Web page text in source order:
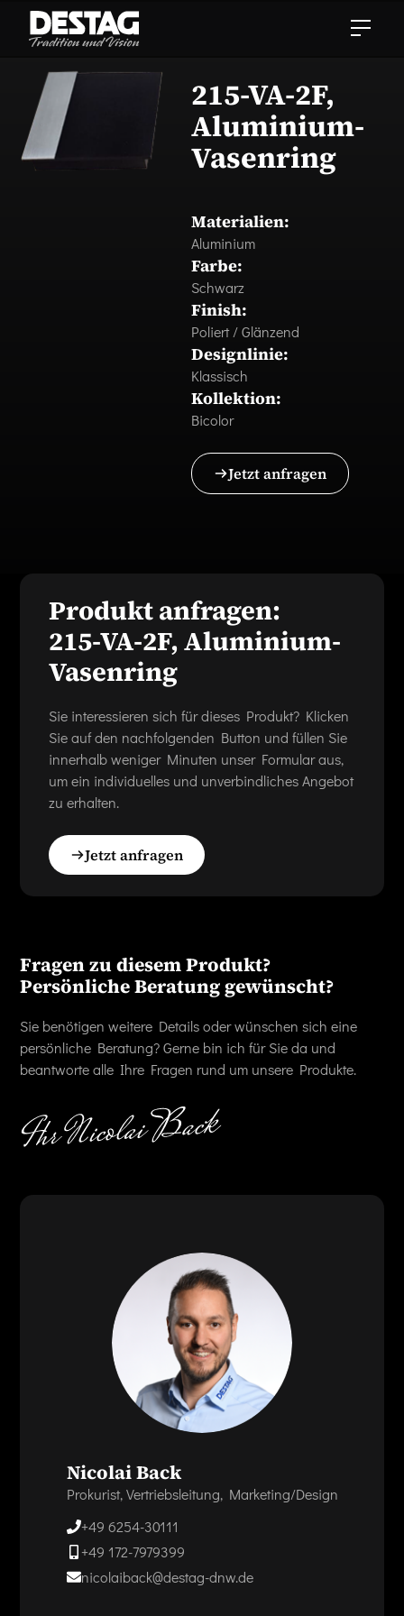
215-VA-2F,
Aluminium-
Vasenring
Materialien:
Aluminium
Farbe:
Schwarz
Finish:
Poliert / Glänzend
Designlinie:
Klassisch
Kollektion:
Bicolor
Jetzt anfragen
Produkt anfragen:
215-VA-2F, Aluminium-
Vasenring
Sie interessieren sich für dieses Produkt? Klicken
Sie auf den nachfolgenden Button und füllen Sie
innerhalb weniger Minuten unser Formular aus,
um ein individuelles und unverbindliches Angebot
zu erhalten.
Jetzt anfragen
Fragen zu diesem Produkt?
Persönliche Beratung gewünscht?
Sie benötigen weitere Details oder wünschen sich eine
persönliche Beratung? Gerne bin ich für Sie da und
beantworte alle Ihre Fragen rund um unsere Produkte.
Nicolai Back
Prokurist, Vertriebsleitung, Marketing/Design
+49 6254-30111
+49 172-7979399
nicolaiback@destag-dnw.de